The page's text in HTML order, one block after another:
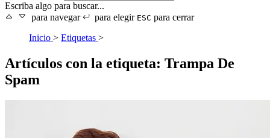
Escriba algo para buscar...
para navegar
para elegir ESC para cerrar
Inicio > Etiquetas >
Artículos con la etiqueta: Trampa De
Spam